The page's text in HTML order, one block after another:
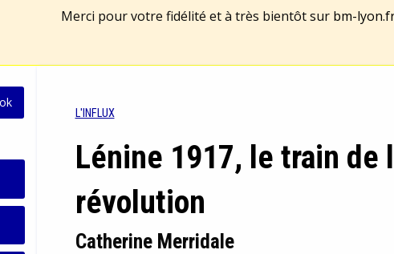
Merci pour votre fidélité et à très bientôt sur bm-
L'INFLUX
Lénine 1917, le train de
révolution
Catherine Merridale